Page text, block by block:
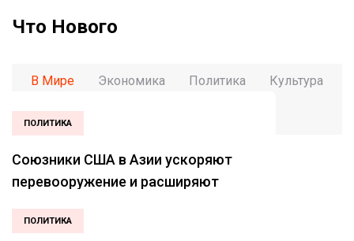
Что Нового
В Мире Экономика Политика Культура
ПОЛИТИКА
Союзники США в Азии ускоряют
перевооружение и расширяют
ПОЛИТИКА